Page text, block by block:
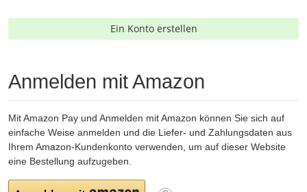
Ein Konto erstellen
Anmelden mit Amazon
Mit Amazon Pay und Anmelden mit Amazon können Sie sich auf
einfache Weise anmelden und die Liefer- und Zahlungsdaten aus
Ihrem Amazon-Kundenkonto verwenden, um auf dieser Website
eine Bestellung aufzugeben.